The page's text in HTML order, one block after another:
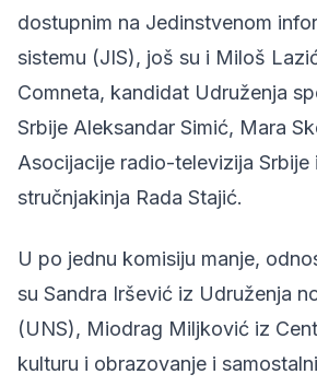
dostupnim na Jedinstvenom
sistemu (JIS), još su i Miloš
Comneta, kandidat Udruženja
Srbije Aleksandar Simić, Mara
Asocijacije radio-televizija Srbije
stručnjakinja Rada Stajić.
U po jednu komisiju manje,
su Sandra Iršević iz Udruženja
(UNS), Miodrag Miljković iz
kulturu i obrazovanje i